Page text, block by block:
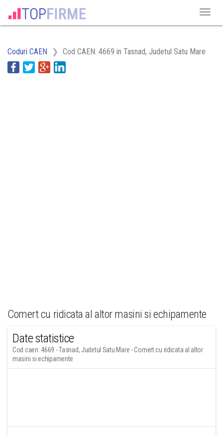
Coduri CAEN Cod CAEN: 4669 in Tasnad, Judetul Satu Mare
Comert cu ridicata al altor masini si echipamente
Date statistice
Cod caen: 4669 - Tasnad, Judetul Satu Mare - Comert cu ridicata al altor
masini si echipamente